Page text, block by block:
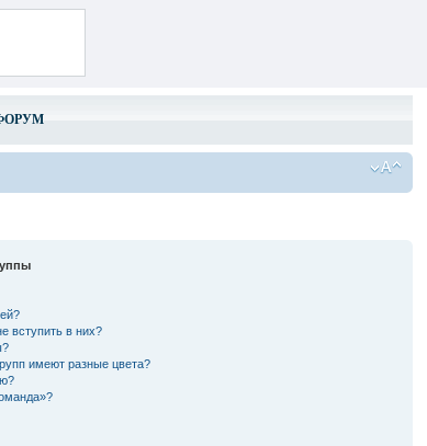
вступить в них?
имеют разные цвета?